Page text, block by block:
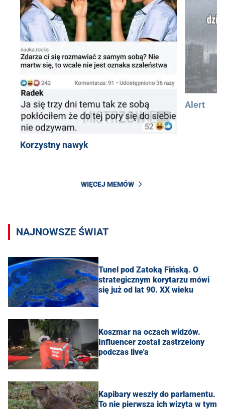
Korzystny nawyk
Alert
WIĘCEJ MEMÓW
NAJNOWSZE ŚWIAT
Tunel pod Zatoką Fińską. O
strategicznym korytarzu mówi
się już od lat 90. XX wieku
Koszmar na oczach widzów.
Influencer został zastrzelony
podczas live'a
Kapibary weszły do parlamentu.
To nie pierwsza ich wizyta w tym